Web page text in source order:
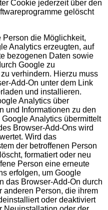
Cookie jederzeit über den
gelöscht
Person die Möglichkeit,
Analytics erzeugten, auf
bezogenen Daten sowie
Google zu
verhindern. Hierzu muss
Add-On unter dem Link
und installieren.
Analytics über
und Informationen zu den
Analytics übermittelt
Browser-Add-Ons wird
Wird das
der betroffenen Person
formatiert oder neu
Person eine erneute
erfolgen, um Google
das Browser-Add-On durch
anderen Person, die ihrem
oder deaktiviert